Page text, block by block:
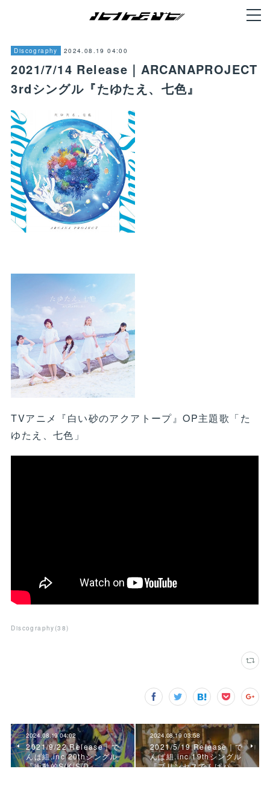
Discography 2024.08.19 04:00
2021/7/14 Release｜ARCANAPROJECT
3rdシングル『たゆたえ、七色』
TVアニメ『白い砂のアクアトープ』OP主題歌「た
ゆたえ、七色」
Discography (38)
2024.08.19 04:02
2021/9/22 Release｜で
んぱ組.inc 20thシングル
『衝動的S/K/S/D』
2024.08.19 03:58
2021/5/19 Release｜で
んぱ組.inc 19thシングル
『プリンセスでんぱパ…